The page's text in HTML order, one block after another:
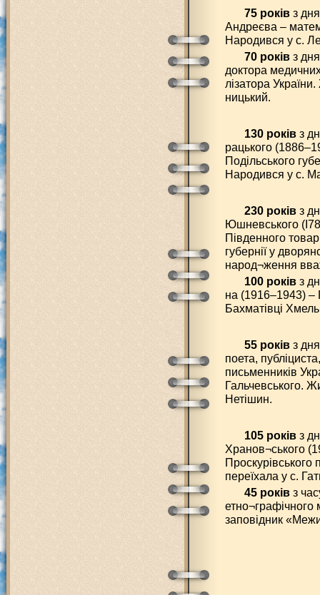
75 роківз
Андреєва –
Народився у с.
70 роківз
доктора
лізатора
ницький.
130 роківз
рацького
Подільського
Народився у с.
230 роківз
Юшневського
Південного
губернії у
народ¬ження
100 роківз
на (1916–1943) –
Бахматівці
55 роківз
поета,
письменників
Гальчевського.
Нетішин.
105 роківз
Хранов¬ського
Проскурівського
переїхала у с.
45 роківз
етно¬графічного
заповідник